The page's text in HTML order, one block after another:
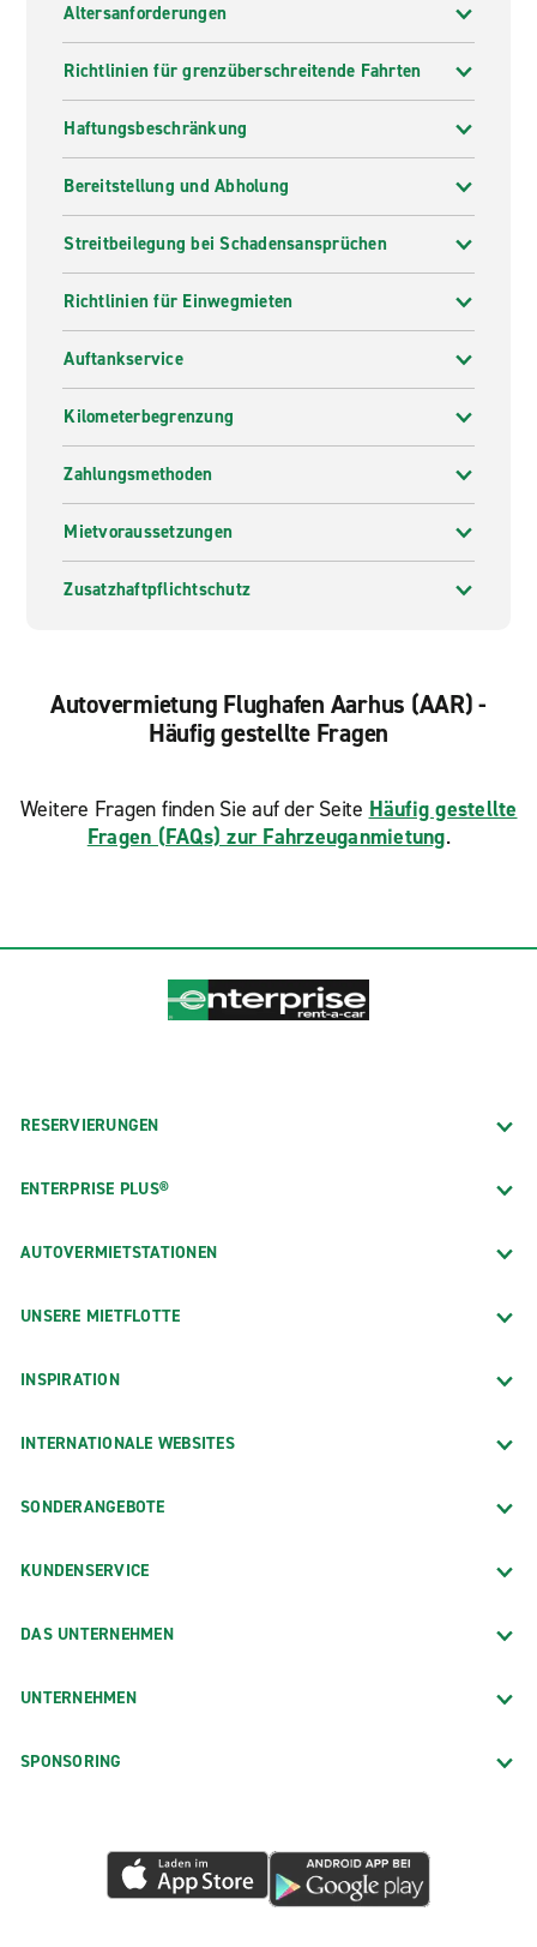
Altersanforderungen
Richtlinien für grenzüberschreitende Fahrten
Haftungsbeschränkung
Bereitstellung und Abholung
Streitbeilegung bei Schadensansprüchen
Richtlinien für Einwegmieten
Auftankservice
Kilometerbegrenzung
Zahlungsmethoden
Mietvoraussetzungen
Zusatzhaftpflichtschutz
Autovermietung Flughafen Aarhus (AAR) -
Häufig gestellte Fragen
Weitere Fragen finden Sie auf der Seite Häufig gestellte
Fragen (FAQs) zur Fahrzeuganmietung.
RESERVIERUNGEN
ENTERPRISE PLUS®
AUTOVERMIETSTATIONEN
UNSERE MIETFLOTTE
INSPIRATION
INTERNATIONALE WEBSITES
SONDERANGEBOTE
KUNDENSERVICE
DAS UNTERNEHMEN
UNTERNEHMEN
SPONSORING